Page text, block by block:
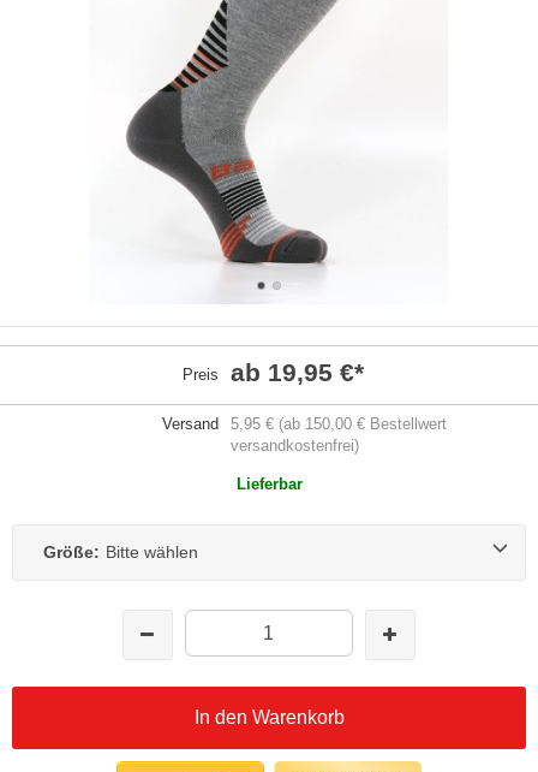
Preis ab 19,95 €*
Versand
5,95 € (ab 150,00 € Bestellwert
versandkostenfrei)
Lieferbar
Größe: Bitte wählen
In den Warenkorb